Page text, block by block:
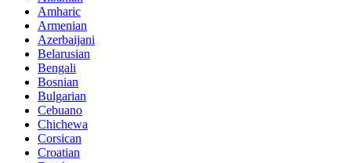
Amharic
Armenian
Azerbaijani
Belarusian
Bengali
Bosnian
Bulgarian
Cebuano
Chichewa
Corsican
Croatian